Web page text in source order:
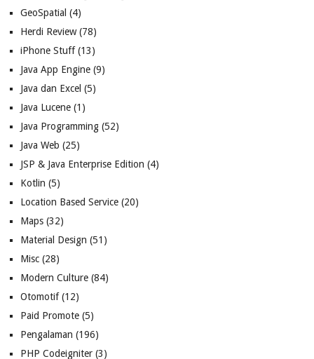
GeoSpatial (4)
Herdi Review(78)
iPhone Stuff(13)
Java App Engine(9)
Java dan Excel (5)
Java Lucene(1)
Java Programming(52)
Java Web (25)
JSP & Java Enterprise Edition (4)
Kotlin (5)
Location Based Service(20)
Maps(32)
Material Design (51)
Misc(28)
Modern Culture(84)
Otomotif(12)
Paid Promote(5)
Pengalaman (196)
PHP Codeigniter(3)